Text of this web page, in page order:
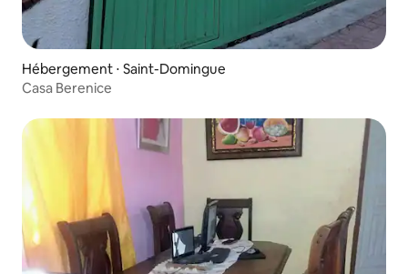
Hébergement ⋅ Saint-Domingue
Casa Berenice